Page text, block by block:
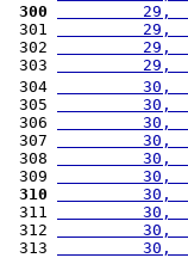
300
29,
301
29,
302
29,
303
29,
304
30,
305
30,
306
30,
307
30,
308
30,
309
30,
310
30,
311
30,
312
30,
313
30,